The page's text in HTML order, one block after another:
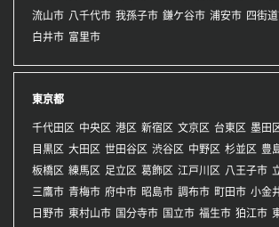
流山市 八千代市 我孫子市 鎌ケ谷市 浦安市 四街
白井市 富里市
東京都
千代田区 中央区 港区 新宿区 文京区 台東区 墨田
目黒区 大田区 世田谷区 渋谷区 中野区 杉並区 豊
板橋区 練馬区 足立区 葛飾区 江戸川区 八王子市
三鷹市 青梅市 府中市 昭島市 調布市 町田市 小金
日野市 東村山市 国分寺市 国立市 福生市 狛江市